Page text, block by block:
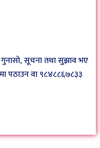
गुनासो, सूचना तथा सुझाव भए
पठाउन वा ९८४८८६७८३३